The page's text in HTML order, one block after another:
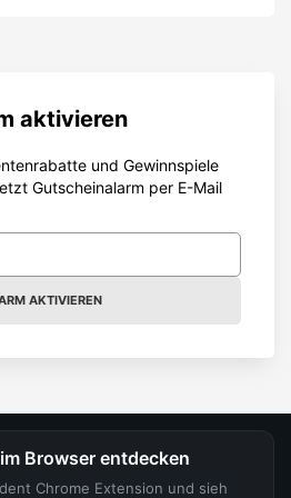
aktivieren
und Gewinnspiele
Gutscheinalarm per E-Mail
AKTIVIEREN
Browser entdecken
Chrome Extension und sieh